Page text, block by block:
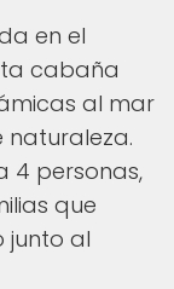
en el
cabaña
al mar
4 personas,
que
junto al